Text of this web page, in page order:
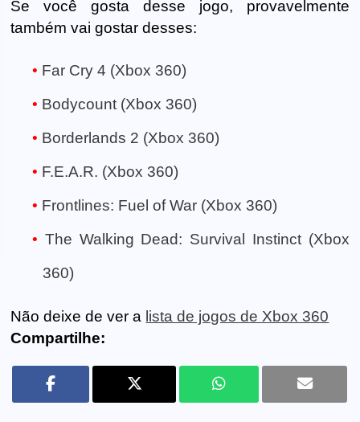
Se você gosta desse jogo, provavelmente
também vai gostar desses:
Far Cry 4 (Xbox 360)
Bodycount (Xbox 360)
Borderlands 2 (Xbox 360)
F.E.A.R. (Xbox 360)
Frontlines: Fuel of War (Xbox 360)
The Walking Dead: Survival Instinct (Xbox
360)
Não deixe de ver a lista de jogos de Xbox 360
Compartilhe: